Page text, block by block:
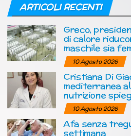
ARTICOLI RECENTI
Greco,
di calore
maschile sia
10 Agosto 2026
Cristiana Di
mediterranea
nutrizione
10 Agosto 2026
Afa senza
settimana